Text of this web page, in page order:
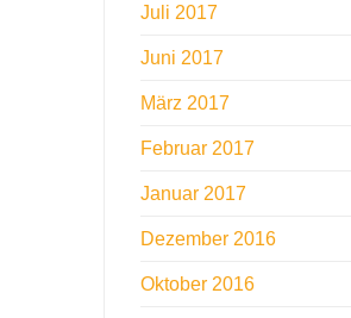
Juli 2017
Juni 2017
März 2017
Februar 2017
Januar 2017
Dezember 2016
Oktober 2016